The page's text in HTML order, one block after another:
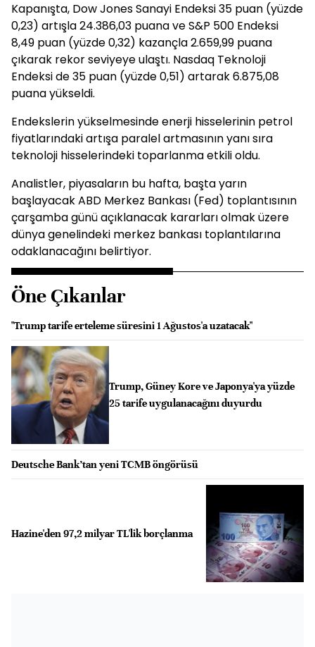
Kapanışta, Dow Jones Sanayi Endeksi 35 puan (yüzde
0,23) artışla 24.386,03 puana ve S&P 500 Endeksi
8,49 puan (yüzde 0,32) kazançla 2.659,99 puana
çıkarak rekor seviyeye ulaştı. Nasdaq Teknoloji
Endeksi de 35 puan (yüzde 0,51) artarak 6.875,08
puana yükseldi.
Endekslerin yükselmesinde enerji hisselerinin petrol
fiyatlarındaki artışa paralel artmasının yanı sıra
teknoloji hisselerindeki toparlanma etkili oldu.
Analistler, piyasaların bu hafta, başta yarın
başlayacak ABD Merkez Bankası (Fed) toplantısının
çarşamba günü açıklanacak kararları olmak üzere
dünya genelindeki merkez bankası toplantılarına
odaklanacağını belirtiyor.
Öne Çıkanlar
"Trump tarife erteleme süresini 1 Ağustos'a uzatacak"
Trump, Güney Kore ve Japonya'ya yüzde
25 tarife uygulanacağını duyurdu
Deutsche Bank’tan yeni TCMB öngörüsü
Hazine'den 97,2 milyar TL'lik borçlanma